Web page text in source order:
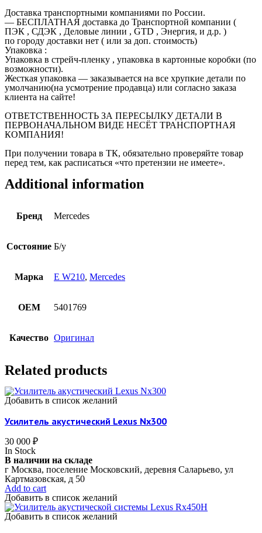
Доставка транспортными компаниями по России.
— БЕСПЛАТНАЯ доставка до Транспортной компании (
ПЭК , СДЭК , Деловые линии , GTD , Энергия, и д.р. )
по городу доставки нет ( или за доп. стоимость)
Упаковка :
Упаковка в стрейч-пленку , упаковка в картонные коробки (по
возможности).
Жесткая упаковка — заказывается на все хрупкие детали по
умолчанию(на усмотрение продавца) или согласно заказа
клиента на сайте!
ОТВЕТСТВЕННОСТЬ ЗА ПЕРЕСЫЛКУ ДЕТАЛИ В
ПЕРВОНАЧАЛЬНОМ ВИДЕ НЕСЁТ ТРАНСПОРТНАЯ
КОМПАНИЯ!
При получении товара в ТК, обязательно проверяйте товар
перед тем, как расписаться «что претензии не имеете».
Additional information
Бренд Mercedes
Состояние Б/у
Марка E W210, Mercedes
OEM 5401769
Качество Оригинал
Related products
Добавить в список желаний
Усилитель акустический Lexus Nx300
30 000 ₽
In Stock
В наличии на складе
г Москва, поселение Московский, деревня Саларьево, ул
Картмазовская, д 50
Add to cart
Добавить в список желаний
Добавить в список желаний